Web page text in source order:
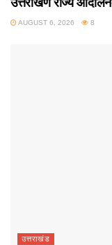
AUGUST 6, 2026 8
उत्तराखंड